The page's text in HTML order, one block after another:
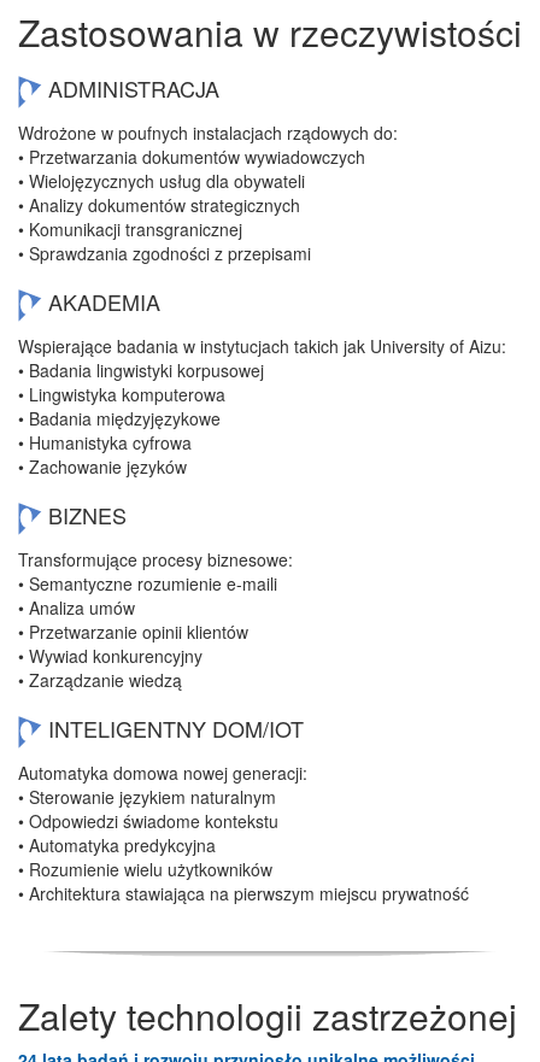
Zastosowania w rzeczywistości
ADMINISTRACJA
Wdrożone w poufnych instalacjach rządowych do:
• Przetwarzania dokumentów wywiadowczych
• Wielojęzycznych usług dla obywateli
• Analizy dokumentów strategicznych
• Komunikacji transgranicznej
• Sprawdzania zgodności z przepisami
AKADEMIA
Wspierające badania w instytucjach takich jak University of Aizu:
• Badania lingwistyki korpusowej
• Lingwistyka komputerowa
• Badania międzyjęzykowe
• Humanistyka cyfrowa
• Zachowanie języków
BIZNES
Transformujące procesy biznesowe:
• Semantyczne rozumienie e-maili
• Analiza umów
• Przetwarzanie opinii klientów
• Wywiad konkurencyjny
• Zarządzanie wiedzą
INTELIGENTNY DOM/IOT
Automatyka domowa nowej generacji:
• Sterowanie językiem naturalnym
• Odpowiedzi świadome kontekstu
• Automatyka predykcyjna
• Rozumienie wielu użytkowników
• Architektura stawiająca na pierwszym miejscu prywatność
Zalety technologii zastrzeżonej